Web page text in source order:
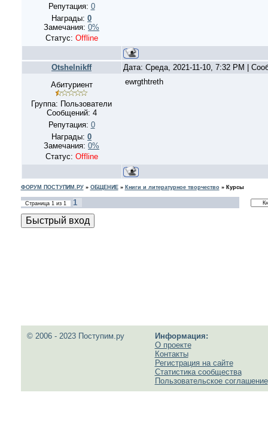
Репутация: 0
Награды: 0
Замечания: 0%
Статус: Offline
Otshelnikff
Дата: Среда, 2021-11-10, 7:32 PM |
Абитуриент
Группа: Пользователи
Сообщений: 4
Репутация: 0
Награды: 0
Замечания: 0%
Статус: Offline
ewrgthtreth
ФОРУМ ПОСТУПИМ.РУ» ОБЩЕНИЕ» Книги и литературное творчество » Курсы
Страница 1из 1 1
© 2006 - 2023 Поступим.ру
Информация:
О проекте
Контакты
Регистрация на сайте
Статистика сообщества
Пользовательское соглашение